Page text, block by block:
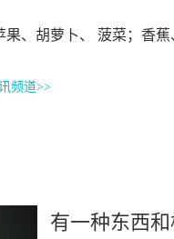
果、胡萝卜、 菠菜；香
频道>>
有一种东西